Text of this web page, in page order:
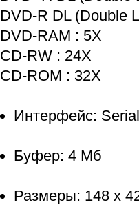
DVD-R DL (Double
DVD-RAM : 5X
CD-RW : 24X
CD-ROM : 32X
Интерфейс:
Буфер: 4 Мб
Размеры: 148 x